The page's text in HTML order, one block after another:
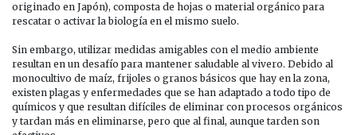
originado en Japón), composta de hojas o material orgánico para
rescatar o activar la biología en el mismo suelo.
Sin embargo, utilizar medidas amigables con el medio ambiente
resultan en un desafío para mantener saludable al vivero. Debido al
monocultivo de maíz, frijoles o granos básicos que hay en la zona,
existen plagas y enfermedades que se han adaptado a todo tipo de
químicos y que resultan difíciles de eliminar con procesos orgánicos
y tardan más en eliminarse, pero que al final, aunque tarden son